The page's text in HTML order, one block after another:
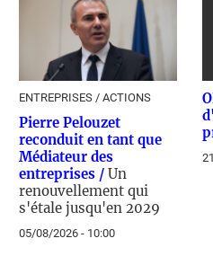
ENTREPRISES / ACTIONS
Pierre Pelouzet
reconduit en tant que
Médiateur des
entreprises / Un
renouvellement qui
s'étale jusqu'en 2029
05/08/2026 - 10:00